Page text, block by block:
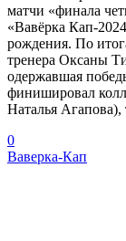
матчи «финала
«Вавёрка Кап-
рождения. По
тренера Оксаны
одержавшая
финишировал
Наталья Агапова),
0
Ваверка-Кап